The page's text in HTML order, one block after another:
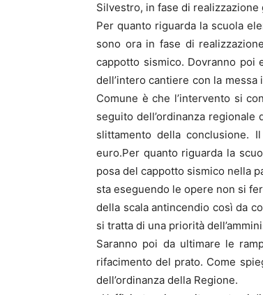
Silvestro, in fase di
Per quanto riguarda la scuola
sono ora in fase di
cappotto sismico. Dovranno poi
dell’intero cantiere con la
Comune è che l’intervento si
seguito dell’ordinanza
slittamento della conclusione.
euro.Per quanto riguarda la
posa del cappotto sismico nella
sta eseguendo le opere non si
della scala antincendio così da
si tratta di una priorità
Saranno poi da ultimare le
rifacimento del prato. Come
dell’ordinanza della Regione.